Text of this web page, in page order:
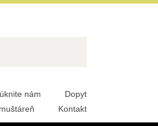
nám
Dopyt
Kontakt